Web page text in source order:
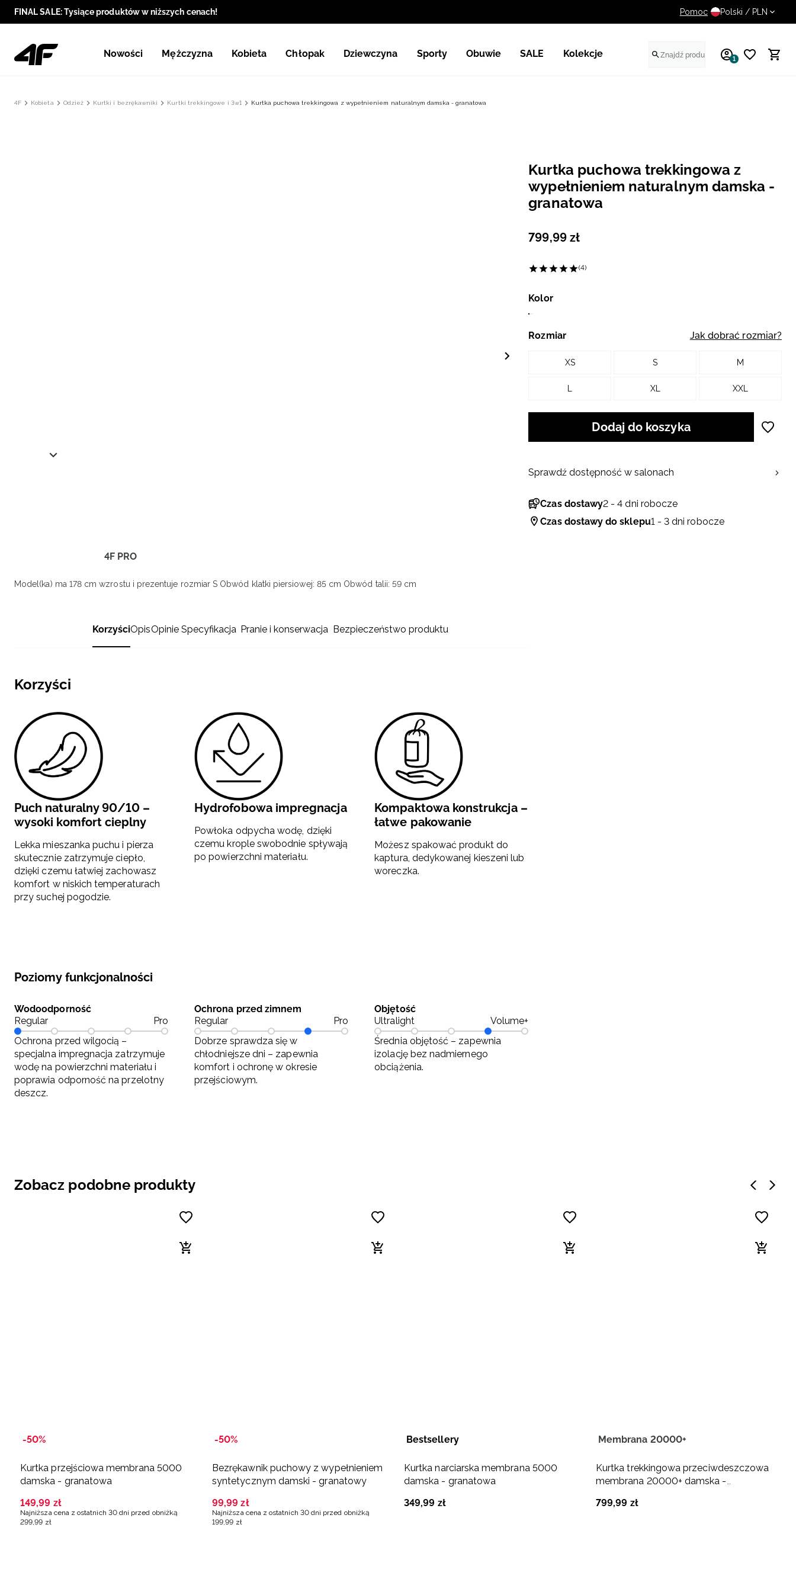
FINAL SALE: Tysiące produktów w niższych cenach! UWAGA NA FAŁSZYWE
Pomoc Polski / PLN
Nowości Mężczyzna Kobieta Chłopak Dziewczyna Sporty Obuwie SALE Kolekcje 1
4F Kobieta Odzież Kurtki i bezrękawniki Kurtki trekkingowe i 3w1 Kurtka puchowa trekkingowa z wypełnieniem naturalnym damska - granatowa
4F PRO
Model(ka) ma 178 cm wzrostu i prezentuje rozmiar S Obwód klatki piersiowej: 85 cm Obwód talii: 59 cm
KorzyściOpisOpinie Specyfikacja Pranie i konserwacja Bezpieczeństwo produktu
Korzyści
Puch naturalny 90/10 –
wysoki komfort cieplny
Lekka mieszanka puchu i pierza
skutecznie zatrzymuje ciepło,
dzięki czemu łatwiej zachowasz
komfort w niskich temperaturach
przy suchej pogodzie.
Hydrofobowa impregnacja
Powłoka odpycha wodę, dzięki
czemu krople swobodnie spływają
po powierzchni materiału.
Kompaktowa konstrukcja –
łatwe pakowanie
Możesz spakować produkt do
kaptura, dedykowanej kieszeni lub
woreczka.
Poziomy funkcjonalności
Wodoodporność
Regular
Pro
Ochrona przed wilgocią –
specjalna impregnacja zatrzymuje
wodę na powierzchni materiału i
poprawia odporność na przelotny
deszcz.
Ochrona przed zimnem
Regular
Pro
Dobrze sprawdza się w
chłodniejsze dni – zapewnia
komfort i ochronę w okresie
przejściowym.
Objętość
Ultralight
Volume+
Średnia objętość – zapewnia
izolację bez nadmiernego
obciążenia.
Kurtka puchowa trekkingowa z
wypełnieniem naturalnym damska -
granatowa
799,99 zł
(4)
Kolor
Rozmiar Jak dobrać rozmiar?
XS S M
XL XXL
Dodaj do koszyka
Czas dostawy2 - 4 dni robocze
Czas dostawy do sklepu1 - 3 dni robocze
Sprawdź dostępność w salonach
Zobacz podobne produkty
-50%
Kurtka przejściowa membrana 5000
damska - granatowa
149,99 zł
Najniższa cena z ostatnich 30 dni przed obniżką
299,99 zł
-50%
Bezrękawnik puchowy z wypełnieniem
syntetycznym damski - granatowy
99,99 zł
Najniższa cena z ostatnich 30 dni przed obniżką
199,99 zł
Bestsellery
Kurtka narciarska membrana 5000
damska - granatowa
349,99 zł
Membrana 20000+
Kurtka trekkingowa przeciwdeszczowa
membrana 20000+ damska -
799,99 zł